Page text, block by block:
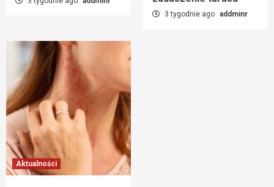
3 tygodnie ago addminr
Aktualności